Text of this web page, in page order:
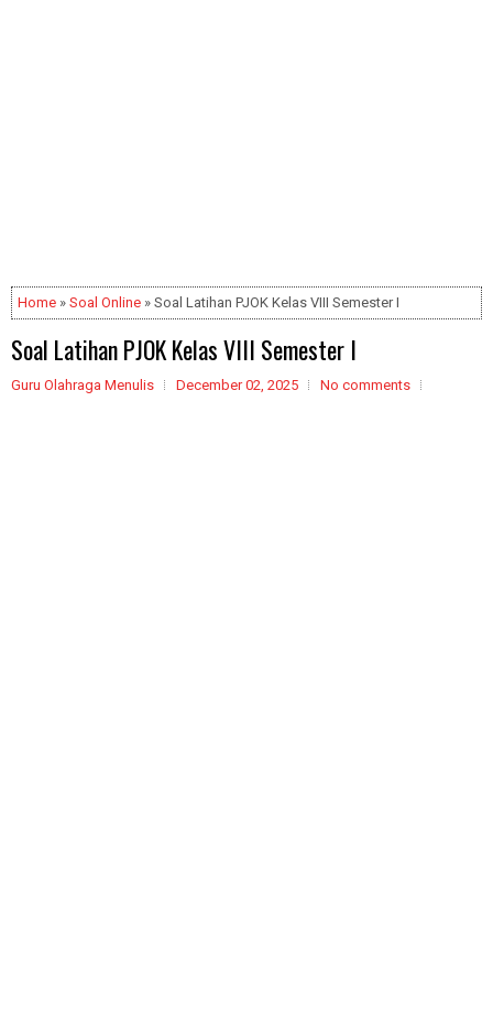
Home » Soal Online » Soal Latihan PJOK Kelas VIII Semester I
Soal Latihan PJOK Kelas VIII Semester I
Guru Olahraga Menulis December 02, 2025 No comments